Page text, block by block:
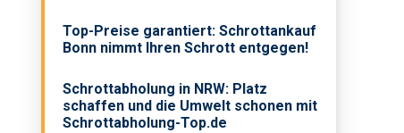
Top-Preise garantiert: Schrottankauf
Bonn nimmt Ihren Schrott entgegen!
Schrottabholung in NRW: Platz
schaffen und die Umwelt schonen mit
Schrottabholung-Top.de